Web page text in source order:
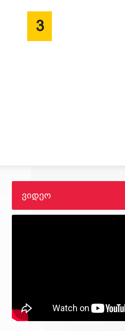
3
ვიდეო